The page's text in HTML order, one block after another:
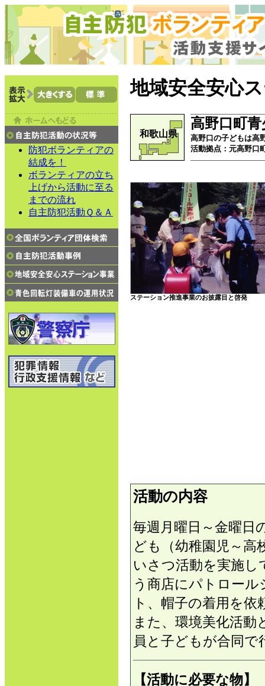
防犯ボランティアの
結成を！
ボランティアの立ち
上げから活動に至る
までの流れ
自主防犯活動Ｑ＆Ａ
地域安全安心
和歌山県
高野口町
高野口の子どもは高
活動拠点： 元高野口
ステーション推進事業のお披露目と啓発
活動の内容
毎週月曜日～金曜日
ども（幼稚園児～高
いさつ活動を実施し
う商店にパトロー
ト、帽子の着用を
また、環境美化活動
員と子どもが合同で
【活動に必要な物】